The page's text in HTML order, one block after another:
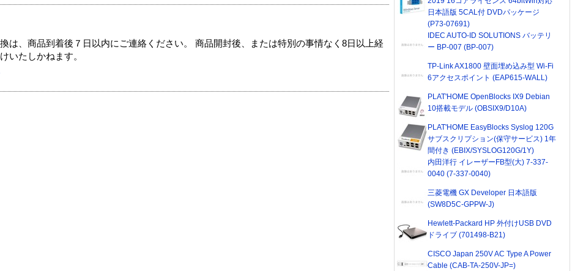
は、商品到着後７日以内にご連絡ください。 商品開封後、または特別の事情なく8日以上経
いたしかねます。
日本語版 5CAL付 DVDパッケージ
(P73-07691)
IDEC AUTO-ID SOLUTIONS バッテリ
ー BP-007 (BP-007)
TP-Link AX1800 壁面埋め込み型 Wi-Fi
6アクセスポイント (EAP615-WALL)
PLAT'HOME OpenBlocks IX9 Debian
10搭載モデル (OBSIX9/D10A)
PLAT'HOME EasyBlocks Syslog 120G
サブスクリプション(保守サービス) 1年
間付き (EBIX/SYSLOG120G/1Y)
内田洋行 イレーザーFB型(大) 7-337-
0040 (7-337-0040)
三菱電機 GX Developer 日本語版
(SW8D5C-GPPW-J)
Hewlett-Packard HP 外付けUSB DVD
ドライブ (701498-B21)
CISCO Japan 250V AC Type A Power
Cable (CAB-TA-250V-JP=)